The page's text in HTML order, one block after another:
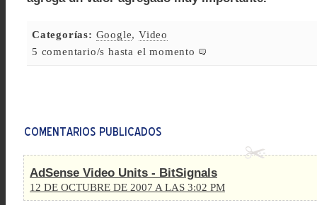
Categorías: Google,Video
5 comentario/s hasta el momento
AdSense Video Units - BitSignals
12 DE OCTUBRE DE 2007 A LAS 3:02 PM